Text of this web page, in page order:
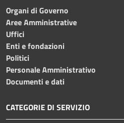
Organi di Governo
Aree Amministrative
Uffici
Enti e fondazioni
Politici
Personale Amministrativo
Documenti e dati
CATEGORIE DI SERVIZIO